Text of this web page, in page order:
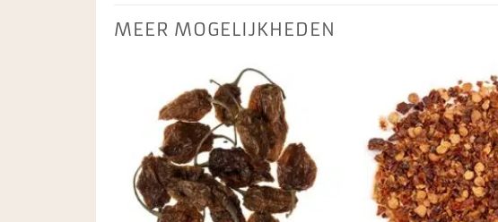
MEER MOGELIJKHEDEN
Toevoegen
favorieten